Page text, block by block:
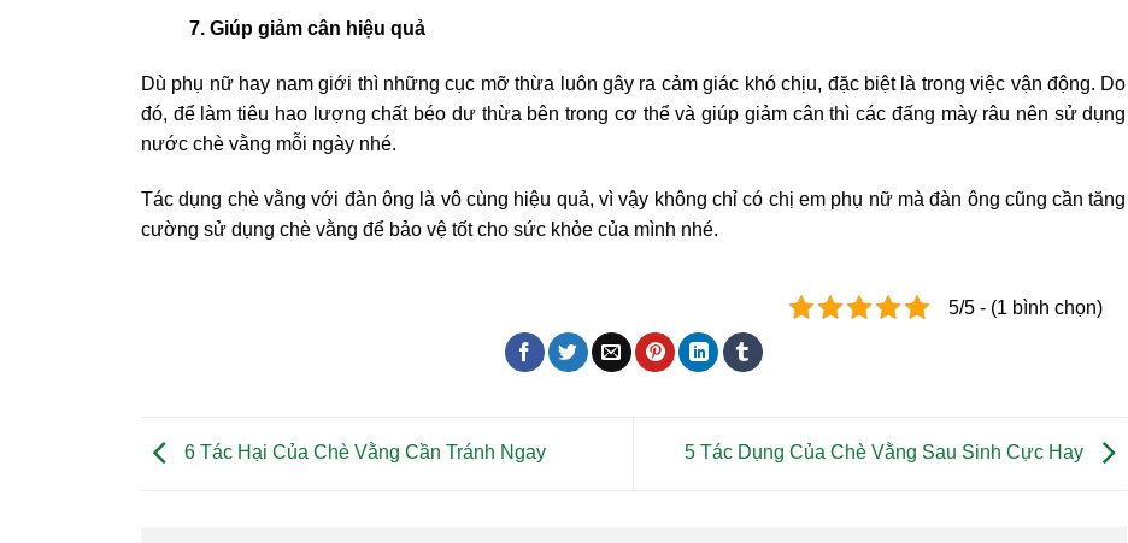
7. Giúp giảm cân hiệu quả
Dù phụ nữ hay nam giới thì những cục mỡ thừa luôn gây ra cảm giác khó chịu, đặc biệt là trong việc vận động. Do
đó, để làm tiêu hao lượng chất béo dư thừa bên trong cơ thể và giúp giảm cân thì các đấng mày râu nên sử dụng
nước chè vằng mỗi ngày nhé.
Tác dụng chè vằng với đàn ông là vô cùng hiệu quả, vì vậy không chỉ có chị em phụ nữ mà đàn ông cũng cần tăng
cường sử dụng chè vằng để bảo vệ tốt cho sức khỏe của mình nhé.
5/5 - (1 bình chọn)
6 Tác Hại Của Chè Vằng Cần Tránh Ngay 5 Tác Dụng Của Chè Vằng Sau Sinh Cực Hay